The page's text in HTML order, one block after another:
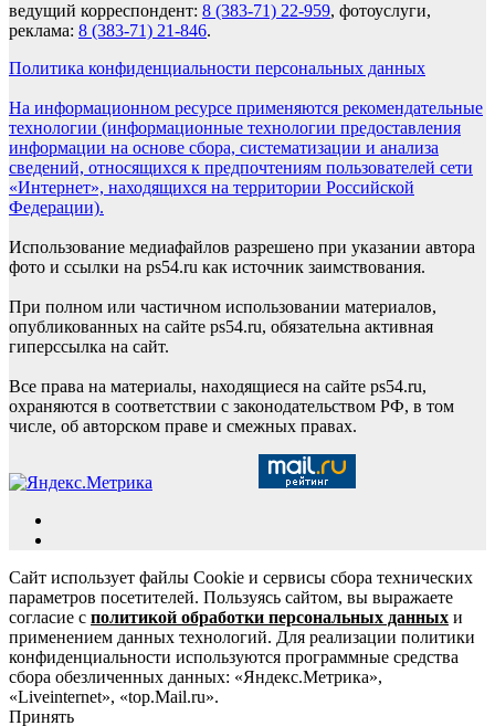
ведущий корреспондент: 8 (383-71) 22-959, фотоуслуги,
реклама: 8 (383-71) 21-846.
Политика конфиденциальности персональных данных
На информационном ресурсе применяются рекомендательные
технологии (информационные технологии предоставления
информации на основе сбора, систематизации и анализа
сведений, относящихся к предпочтениям пользователей сети
«Интернет», находящихся на территории Российской
Федерации).
Использование медиафайлов разрешено при указании автора
фото и ссылки на ps54.ru как источник заимствования.
При полном или частичном использовании материалов,
опубликованных на сайте ps54.ru, обязательна активная
гиперссылка на сайт.
Все права на материалы, находящиеся на сайте ps54.ru,
охраняются в соответствии с законодательством РФ, в том
числе, об авторском праве и смежных правах.
Сайт использует файлы Cookie и сервисы сбора технических
параметров посетителей. Пользуясь сайтом, вы выражаете
согласие с политикой обработки персональных данных и
применением данных технологий. Для реализации политики
конфиденциальности используются программные средства
сбора обезличенных данных: «Яндекс.Метрика»,
«Liveinternet», «top.Mail.ru».
Принять